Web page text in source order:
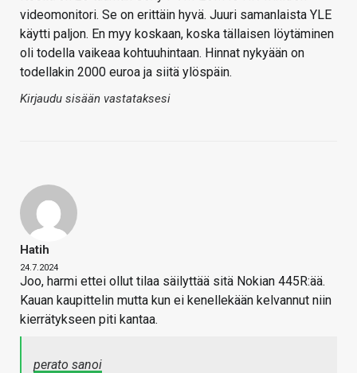
videomonitori. Se on erittäin hyvä. Juuri samanlaista YLE
käytti paljon. En myy koskaan, koska tällaisen löytäminen
oli todella vaikeaa kohtuuhintaan. Hinnat nykyään on
todellakin 2000 euroa ja siitä ylöspäin.
Kirjaudu sisään vastataksesi
Hatih
24.7.2024
Joo, harmi ettei ollut tilaa säilyttää sitä Nokian 445R:ää.
Kauan kaupittelin mutta kun ei kenellekään kelvannut niin
kierrätykseen piti kantaa.
perato sanoi